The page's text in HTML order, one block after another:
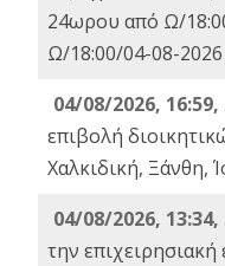
24ωρου από Ω/
Ω/18:00/04-08-2026
04/08/2026,
επιβολή
Χαλκιδική, Ξάνθη,
04/08/2026,
την επιχειρησιακή